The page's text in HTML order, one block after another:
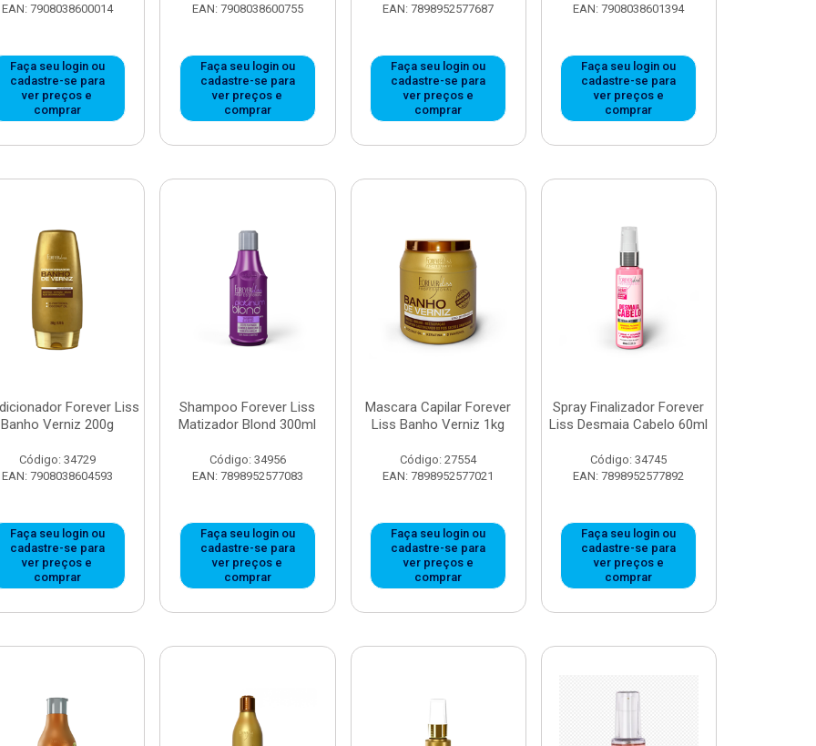
EAN: 7908038600014
Faça seu login ou
cadastre-se para
ver preços e
comprar
EAN: 7908038600755
Faça seu login ou
cadastre-se para
ver preços e
comprar
EAN: 7898952577687
Faça seu login ou
cadastre-se para
ver preços e
comprar
EAN: 7908038601394
Faça seu login ou
cadastre-se para
ver preços e
comprar
Forever Liss
Banho Verniz 200g
Código: 34729
EAN: 7908038604593
Faça seu login ou
cadastre-se para
ver preços e
comprar
Shampoo Forever Liss
Matizador Blond 300ml
Código: 34956
EAN: 7898952577083
Faça seu login ou
cadastre-se para
ver preços e
comprar
Mascara Capilar Forever
Liss Banho Verniz 1kg
Código: 27554
EAN: 7898952577021
Faça seu login ou
cadastre-se para
ver preços e
comprar
Spray Finalizador Forever
Liss Desmaia Cabelo 60ml
Código: 34745
EAN: 7898952577892
Faça seu login ou
cadastre-se para
ver preços e
comprar